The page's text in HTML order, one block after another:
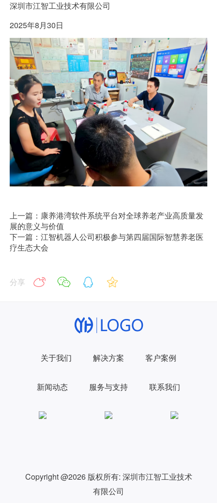
深圳市江智工业技术有限公司
2025年8月30日
上一篇：康养港湾软件系统平台对全球养老产业高质量发
展的意义与价值
下一篇：江智机器人公司积极参与第四届国际智慧养老医
疗生态大会
分享
关于我们 解决方案 客户案例
新闻动态 服务与支持 联系我们
Copyright @2026 版权所有: 深圳市江智工业技术
有限公司